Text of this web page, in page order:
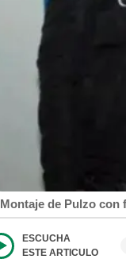
Montaje de Pulzo con
ESCUCHA
ESTE ARTICULO